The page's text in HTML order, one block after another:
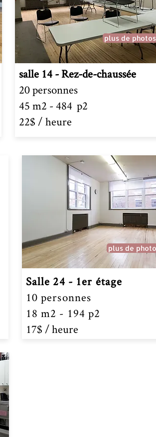
plus de photos
salle 14 - Rez-de-chaussée
20 personnes
45 m2 - 484 p2
22$ / heure
plus de
Salle 24 - 1er étage
10 personnes
18 m2 - 194 p2
17$ /heure